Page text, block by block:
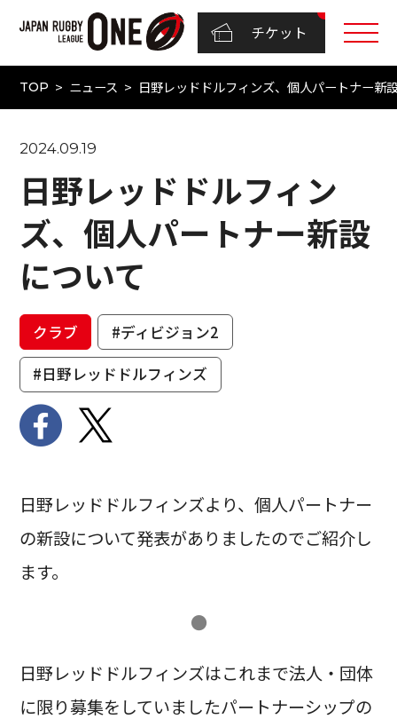
チケット
TOP ニュース 日野レッドドルフィンズ、個人パートナー新
2024.09.19
日野レッドドルフィン
ズ、個人パートナー新設
について
クラブ
#ディビジョン2
#日野レッドドルフィンズ
日野レッドドルフィンズより、個人パートナー
の新設について発表がありましたのでご紹介し
ます。
●
日野レッドドルフィンズはこれまで法人・団体
に限り募集をしていましたパートナーシップの